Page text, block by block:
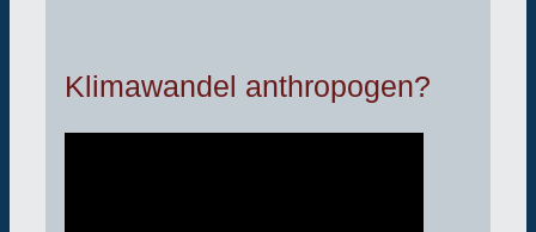
Klimawandel anthropogen?